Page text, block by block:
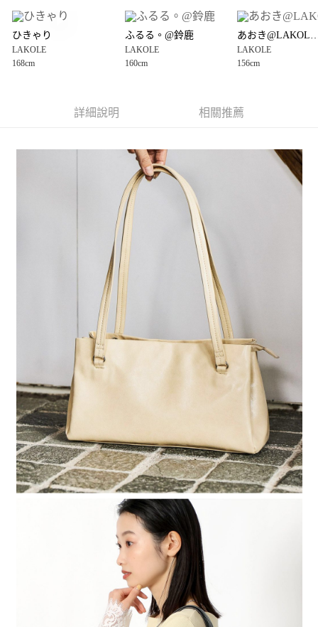
大哥付你分期
【大哥付你分期使用說明】
1.本服務由台灣大哥大提供，台灣大哥大用戶可立即使用無須另外申請。
2.付款方式選擇「大哥付你分期」，訂單成立後會自動跳轉到大哥付的交易
3.實際核准額度、可分期數及費用金額請依後續交易確認頁面所載為準。
4.訂單成立30分鐘內，如未前往確認交易或遇審核未通過，訂單將自動取
1.分期款項不併入電信帳單，「大哥付你分期」於每月結算日後寄送繳費提
2.透過簡訊連結打開帳單後，可選擇「超商條碼／台灣大直營門市／銀行轉
帳／街口支付／iPASS MONEY」等通路繳費。
1.本服務係由「台灣大哥大股份有限公司」（以下簡稱本公司）所提供，讓
用戶於交易時，得透過本服務購買商品或服務，並由商店將買賣／分期付款
買賣價金債權讓與本公司後，依約使用本公司帳單繳交帳款。
2.基於同意付款使用「大哥付你分期」之契約關係目的，商店將以您的個人
資料（包含姓名、電話或地址）提供予台灣大哥大進項蒐集、處理及利用，
由本公司與您本人進行分期帳單所需資料之確認、核對及更正。
3.完整用戶服務條款，請詳閱以下連結：
https://oppay.tw/userRule
AFTEE先享後付
３．安心：先確認商品／服務後，再付款。
【「AFTEE先享後付」結帳流程】
１．於結帳方式選擇「AFTEE先享後付」後，將跳轉至「AFTEE先享後付」
結帳頁面，進行簡訊認證並確認金額後，即可完成結帳。
２．訂單成立數日內，您將收到繳費通知簡訊。
３．收到繳費通知簡訊後14天內，點擊此簡訊中的連結，可透過四大超商／
ATM／網路銀行／等多元方式進行付款，方視為交易完成。
※ 請注意：結帳手續完成當下不需立刻繳費，但若您需要取消訂單，請聯絡
購買商品的店家。未經商家同意取消之訂單仍視為有效，需透過AFTEE先享
※ 交易是否成功請以「AFTEE先享後付 」之結帳頁面顯示為準，若有關於
是否繳費成功／繳費後需取消欲退款等相關疑問，請聯繫「AFTEE先享後付
https://netprotections.freshdesk.com/support/home
１．透過由恩沛科技股份有限公司提供之「AFTEE先享後付」服務完成之交
易，需依本服務之必要範圍內提供個人資料，並將交易相關給付款項請求債
權轉讓予恩沛科技股份有限公司。
２．關於個人資料處理事宜，請瀏覽以下網址：
https://aftee.tw/terms/#terms3
３．未成年的使用者請事先徵得法定代理人或監護人之同意方可使用
「AFTEE先享後付」，若未經同意申辦者引起之損失，本公司不負相關責
任。
４．使用「AFTEE先享後付」時，將依據個別帳號之用戶狀況，依本公司即
時審查核予不同之上限額度；若仍有額度不足之情形，本公司將視審查結果
請求用戶進行身份認證。
５．嚴禁一人註冊多個帳號或使用他人資訊註冊。若發現惡意使用之情形，
恩沛科技股份有限公司將有權停止該用戶之使用額度並採取法律行動。
每筆NT$80，滿NT$1,500(含以上)免運費
每筆NT$80，滿NT$1,500(含以上)免運費
每筆NT$80，滿NT$1,500(含以上)免運費
每筆NT$80，滿NT$1,500(含以上)免運費
每筆NT$80，滿NT$1,500(含以上)免運費
ひきゃり
LAKOLE
168cm
ふるる。@鈴鹿
LAKOLE
160cm
あおき@LAKOLE
LAKOLE
156cm
詳細說明 相關推薦